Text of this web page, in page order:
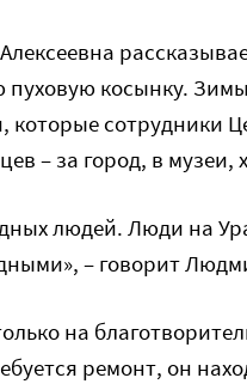
косынку.
которые сотрудники
– за город, в музеи,
людей. Люди на
– говорит
на
ремонт, он